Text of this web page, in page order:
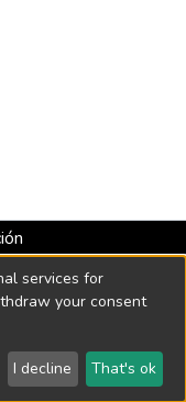
Villegas, Director
hasta 2026 -
2018
2026 LYRASIS
services for
your consent
I decline That's ok